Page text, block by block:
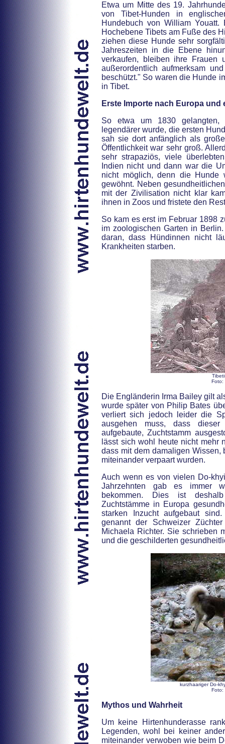
Etwa um Mitte des 19.
von Tibet-Hunden in
Hundebuch von William
Hochebene Tibets am Fuße des
ziehen diese Hunde sehr
Jahreszeiten in die Ebene
verkaufen, bleiben ihre Frauen
außerordentlich aufmerksam
beschützt." So waren die Hunde
in Tibet.
Erste Importe nach Europa
So etwa um 1830
legendärer wurde, die ersten
sah sie dort anfänglich als
Öffentlichkeit war sehr groß.
sehr strapaziös, viele
Indien nicht und dann war die
nicht möglich, denn die Hunde
gewöhnt. Neben
mit der Zivilisation nicht klar
ihnen in Zoos und fristete den
So kam es erst im Februar 1898
im zoologischen Garten in
daran, dass Hündinnen nicht
Krankheiten starben.
Foto:
Die Engländerin Irma Bailey gilt
wurde später von Philip Bates
verliert sich jedoch leider die
ausgehen muss, dass dieser
aufgebaute, Zuchtstamm
lässt sich wohl heute nicht mehr
dass mit dem damaligen
miteinander verpaart wurden.
Auch wenn es von vielen Do-
Jahrzehnten gab es immer
bekommen. Dies ist
Zuchtstämme in Europa
starken Inzucht aufgebaut
genannt der Schweizer
Michaela Richter. Sie schrieben
und die geschilderten
kurzhaariger Do-
Foto:
Mythos und Wahrheit
Um keine Hirtenhunderasse
Legenden, wohl bei keiner
miteinander verwoben wie beim